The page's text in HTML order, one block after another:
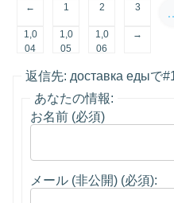
← 1 2 3
1,0
04
1,0
05
1,0
06
→
返信先: доставка едыで
あなたの情報:
お名前 (必須)
メール (非公開) (必須):